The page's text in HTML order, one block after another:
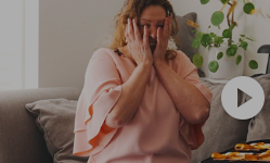
play_circle